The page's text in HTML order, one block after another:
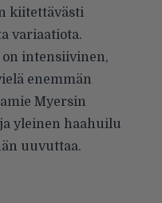
kiitettävästi
variaatiota.
intensiivinen,
enemmän
Myersin
yleinen haahuilu
uuvuttaa.